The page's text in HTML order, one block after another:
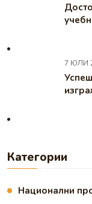
7 ЮЛИ
Категории
Национални